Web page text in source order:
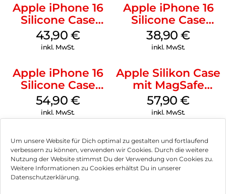
Um unsere Website für Dich optimal zu gestalten und fortlaufend
verbessern zu können, verwenden wir Cookies. Durch die weitere
Nutzung der Website stimmst Du der Verwendung von Cookies zu.
Weitere Informationen zu Cookies erhältst Du in unserer
Datenschutzerklärung.
Apple iPhone 16
Silicone Case
MagSafe Plum
43,90 €
inkl. MwSt.
Apple iPhone 16
Silicone Case
MagSafe
Ultramarine
38,90€
inkl. MwSt.
Apple iPhone 16
Silicone Case
MagSafe Black
54,90 €
inkl. MwSt.
Apple Silikon Case
mit MagSafe
iPhone 14 Pro
(PRODUCT)RED
57,90€
inkl. MwSt.
Impressum